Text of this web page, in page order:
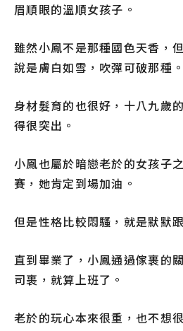
眉順眼的溫順女孩子。
雖然小鳳不是那種國色天香，
說是膚白如雪，吹彈可破那種。
身材髮育的也很好，十八九歲
得很突出。
小鳳也屬於暗戀老於的女孩子
賽，她肯定到場加油。
但是性格比較悶騷，就是默默
直到畢業了，小鳳通過傢裹的
司裹，就算上班了。
老於的玩心本來很重，也不想